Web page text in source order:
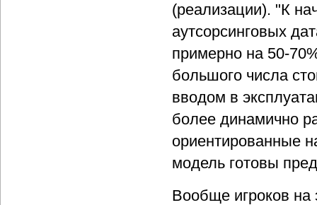
(реализации). "К
аутсорсинговых
примерно на 50-
большого числа
вводом в
более динамично
ориентированные
модель готовы
Вообще игроков на